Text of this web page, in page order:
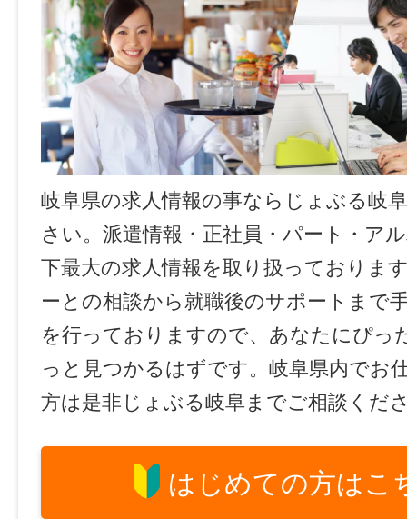
岐阜県の求人情報の事ならじょぶる岐
さい。派遣情報・正社員・パート・ア
下最大の求人情報を取り扱っておりま
ーとの相談から就職後のサポートまで
を行っておりますので、あなたにぴっ
っと見つかるはずです。岐阜県内でお
方は是非じょぶる岐阜までご相談くだ
はじめての方はこ